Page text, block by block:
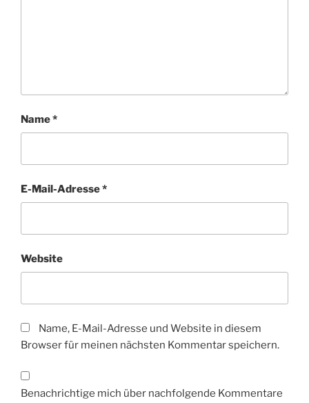
Name*
E-Mail-Adresse*
Website
Name, E-Mail-Adresse und Website in diesem
Browser für meinen nächsten Kommentar speichern.
Benachrichtige mich über nachfolgende Kommentare